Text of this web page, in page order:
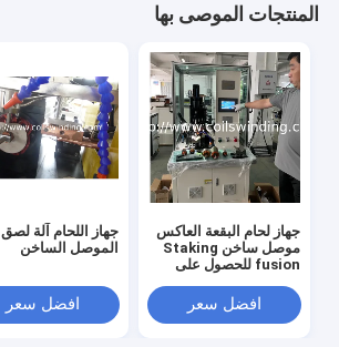
المنتجات الموصى بها
جهاز لحام البقعة العاكس
موصل ساخن Staking
fusion للحصول على
افضل سعر
جهاز اللحام آلة لصق
الموصل الساخن
افضل سعر